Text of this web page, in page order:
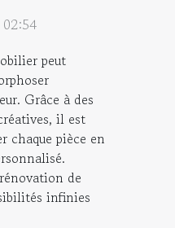
peut
Grâce à des
il est
chaque pièce en
de
infinies